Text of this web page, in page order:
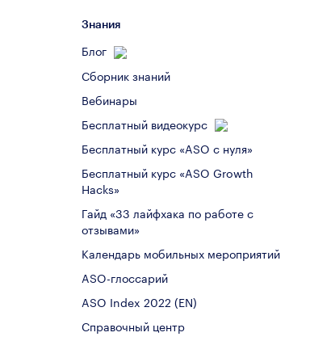
Знания
Блог
Сборник знаний
Вебинары
Бесплатный видеокурс
Бесплатный курс «ASO с нуля»
Бесплатный курс «ASO Growth
Hacks»
Гайд «33 лайфхака по работе с
отзывами»
Календарь мобильных мероприятий
ASO-глоссарий
ASO Index 2022 (EN)
Справочный центр